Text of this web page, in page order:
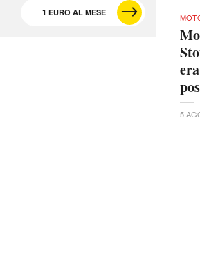
1 EURO AL MESE
5